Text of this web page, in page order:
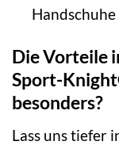
Die Vorteile
Sport-
besonders?
Lass uns tiefer